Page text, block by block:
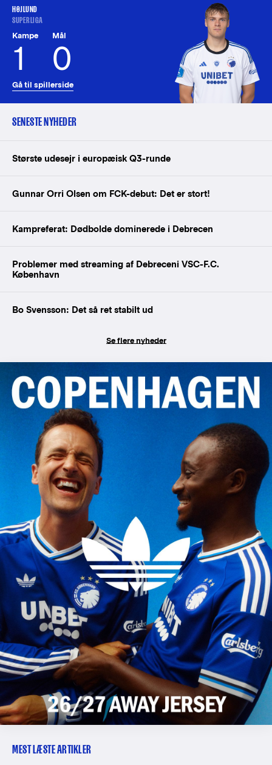
HØJLUND
SUPERLIGA
Kampe
1
Mål
0
Gå til spillerside
SENESTE NYHEDER
Største udesejr i europæisk Q3-runde
Gunnar Orri Olsen om FCK-debut: Det er stort!
Kampreferat: Dødbolde dominerede i Debrecen
Problemer med streaming af Debreceni VSC-F.C.
København
Bo Svensson: Det så ret stabilt ud
Se flere nyheder
MEST LÆSTE ARTIKLER